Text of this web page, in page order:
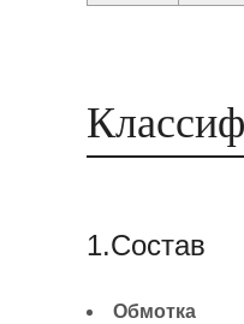
1.Состав
Обмотка